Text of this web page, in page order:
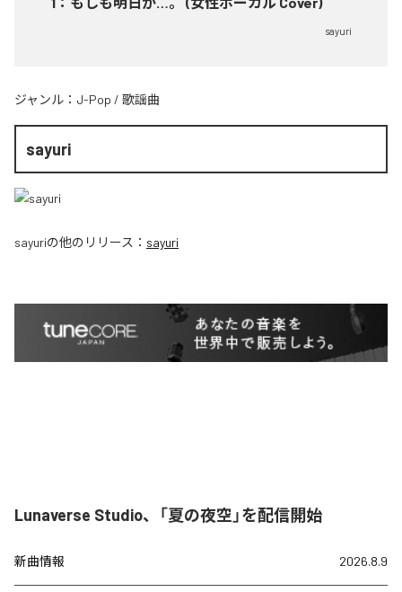
sayuri
ジャンル： J-Pop / 歌謡曲
sayuri
sayuriの他のリリース： sayuri
Lunaverse Studio、「夏の夜空」を配信開始
新曲情報 2026.8.9